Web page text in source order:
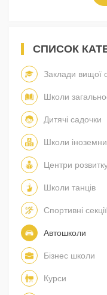
СПИСОК
Заклади вищої
Школи
Дитячі садочки
Школи
Центри
Школи танців
Спортивні секції
Автошколи
Бізнес школи
Курси